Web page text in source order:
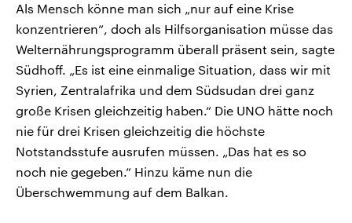
Als Mensch könne man sich „nur auf eine Krise
konzentrieren“, doch als Hilfsorganisation müsse das
Welternährungsprogramm überall präsent sein, sagte
Südhoff. „Es ist eine einmalige Situation, dass wir mit
Syrien, Zentralafrika und dem Südsudan drei ganz
große Krisen gleichzeitig haben.“ Die UNO hätte noch
nie für drei Krisen gleichzeitig die höchste
Notstandsstufe ausrufen müssen. „Das hat es so
noch nie gegeben.“ Hinzu käme nun die
Überschwemmung auf dem Balkan.